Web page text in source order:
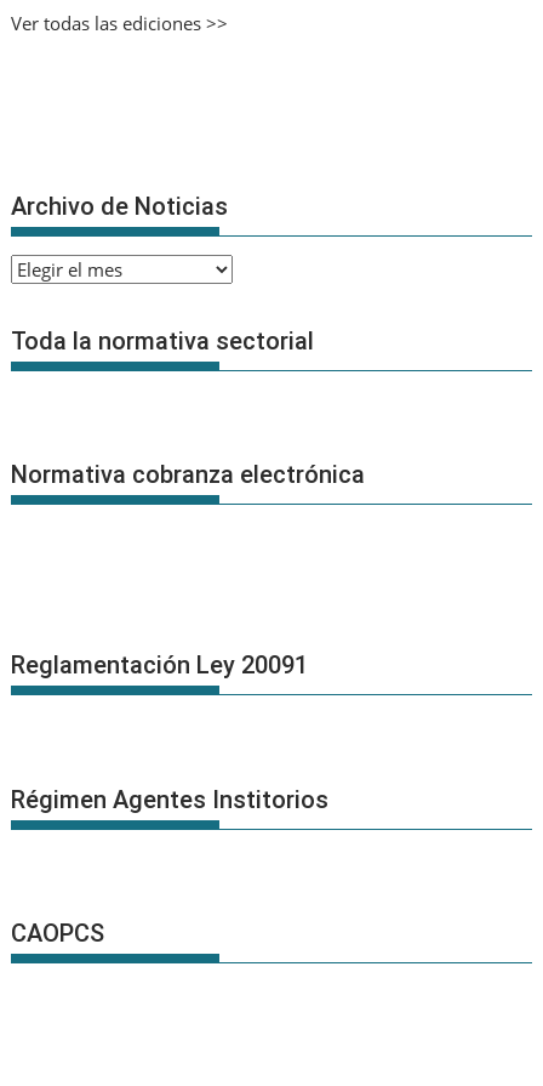
Ver todas las ediciones >>
Archivo de Noticias
Archivo
Noticias
Toda la normativa sectorial
Normativa cobranza electrónica
Reglamentación Ley 20091
Régimen Agentes Institorios
CAOPCS